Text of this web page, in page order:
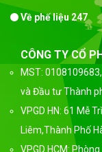
Về phế liệu 247
CÔNG TY CỔ
MST:
và Đầu tư Thành
VPGD HN: 61 Mễ
Liêm,Thành Phố
VPGD HCM: